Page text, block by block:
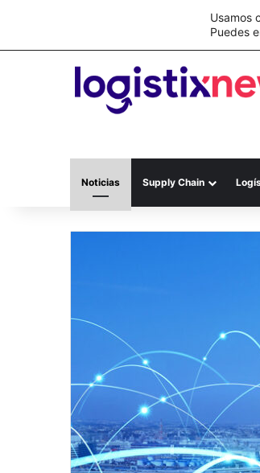
C&A México
Noticias Supply Chain
Usamos
Puedes